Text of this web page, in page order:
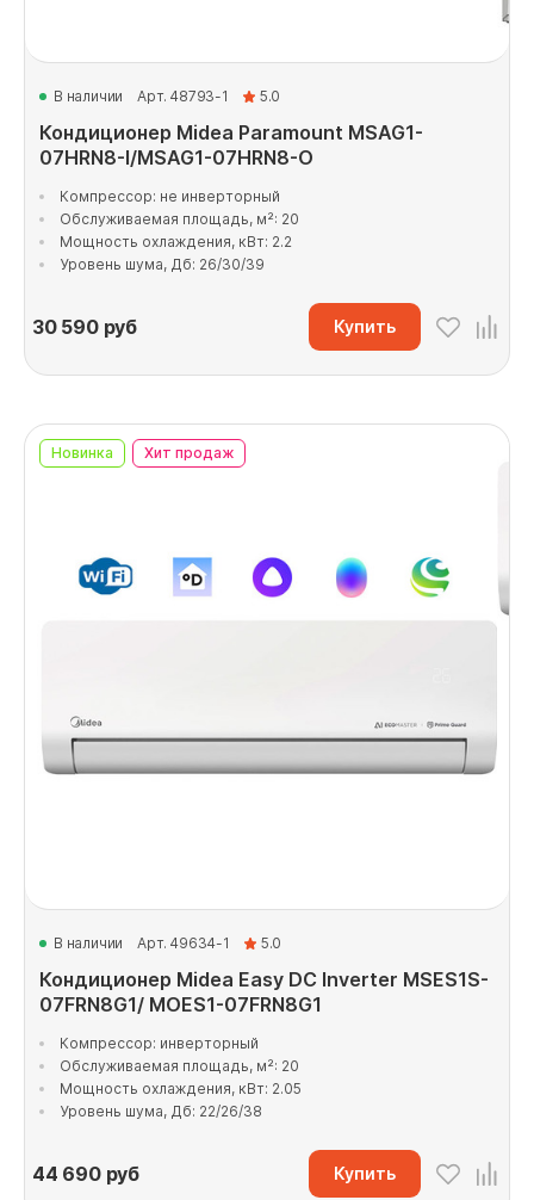
В наличии Арт. 48793-1 5.0
Кондиционер Midea Paramount MSAG1-
07HRN8-I/MSAG1-07HRN8-O
Компрессор: не инверторный
Обслуживаемая площадь, м²: 20
Мощность охлаждения, кВт: 2.2
Уровень шума, Дб: 26/30/39
30 590руб Купить
Новинка Хит продаж
В наличии Арт. 49634-1 5.0
Кондиционер Midea Easy DC Inverter MSES1S-
07FRN8G1/ MOES1-07FRN8G1
Компрессор: инверторный
Обслуживаемая площадь, м²: 20
Мощность охлаждения, кВт: 2.05
Уровень шума, Дб: 22/26/38
44 690руб Купить